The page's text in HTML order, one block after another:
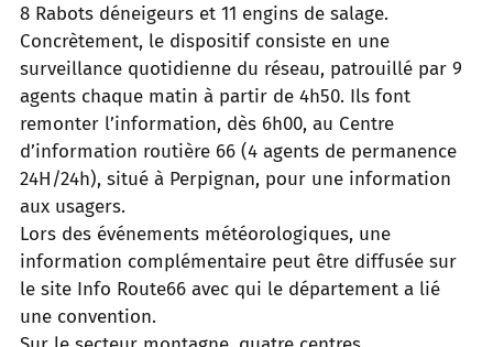
8 Rabots déneigeurs et 11 engins de salage.
Concrètement, le dispositif consiste en une
surveillance quotidienne du réseau, patrouillé par 9
agents chaque matin à partir de 4h50. Ils font
remonter l’information, dès 6h00, au Centre
d’information routière 66 (4 agents de permanence
24H/24h), situé à Perpignan, pour une information
aux usagers.
Lors des événements météorologiques, une
information complémentaire peut être diffusée sur
le site Info Route66 avec qui le département a lié
une convention.